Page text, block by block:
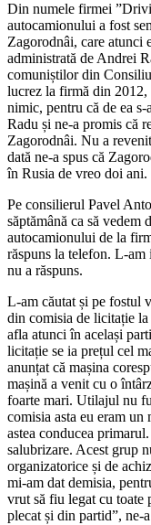
Din numele firmei
autocamionului a fost
Zagorodnâi, care atunci
administrată de Andrei
comuniștilor din
lucrez la firmă din 2012,
nimic, pentru că de ea s-
Radu și ne-a promis că
Zagorodnâi. Nu a
dată ne-a spus că
în Rusia de vreo doi ani.
Pe consilierul Pavel
săptămână ca să vedem
autocamionului de la
răspuns la telefon. L-am
nu a răspuns.
L-am căutat și pe fostul
din comisia de licitație
afla atunci în același
licitație se ia prețul cel
anunțat că mașina
mașină a venit cu o
foarte mari. Utilajul nu
comisia asta eu eram
astea conducea
salubrizare. Acest grup
organizatorice și de
mi-am dat demisia,
vrut să fiu legat cu toate
plecat și din partid”, ne-